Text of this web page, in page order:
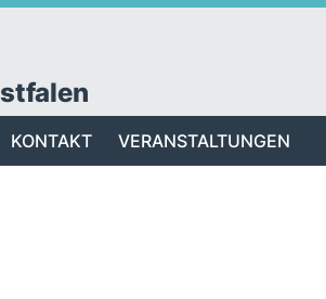
KONTAKT VERANSTALTUNGEN